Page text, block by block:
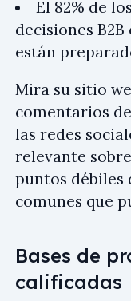
El 82% de
decisiones
están
Mira su sitio
comentarios
las redes
relevante
puntos débiles
comunes que
Bases de
calificadas